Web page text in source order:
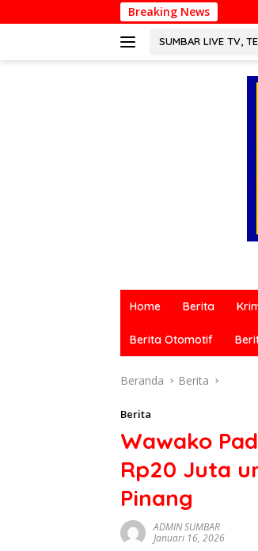
ke
Breaking News
INCOILS 2026 Resmi
SUMBAR LIVE TV,
terkini
berbagai
indonesia
dari
politik,
mapun
budaya
serta
berita
terbaru
Home Berita
Berita Otomotif
Beranda Berita
Berita
Wawako
Rp20 Juta
Pinang
ADMIN SUMBAR
Januari 16, 2026